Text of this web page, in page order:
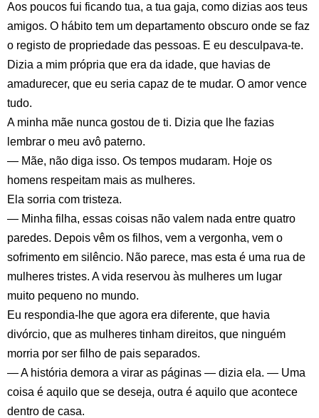
Aos poucos fui ficando tua, a tua gaja, como dizias aos teus
amigos. O hábito tem um departamento obscuro onde se faz
o registo de propriedade das pessoas. E eu desculpava-te.
Dizia a mim própria que era da idade, que havias de
amadurecer, que eu seria capaz de te mudar. O amor vence
tudo.
A minha mãe nunca gostou de ti. Dizia que lhe fazias
lembrar o meu avô paterno.
— Mãe, não diga isso. Os tempos mudaram. Hoje os
homens respeitam mais as mulheres.
Ela sorria com tristeza.
— Minha filha, essas coisas não valem nada entre quatro
paredes. Depois vêm os filhos, vem a vergonha, vem o
sofrimento em silêncio. Não parece, mas esta é uma rua de
mulheres tristes. A vida reservou às mulheres um lugar
muito pequeno no mundo.
Eu respondia-lhe que agora era diferente, que havia
divórcio, que as mulheres tinham direitos, que ninguém
morria por ser filho de pais separados.
— A história demora a virar as páginas — dizia ela. — Uma
coisa é aquilo que se deseja, outra é aquilo que acontece
dentro de casa.